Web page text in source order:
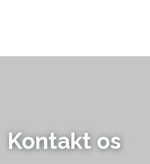
Kontakt os​